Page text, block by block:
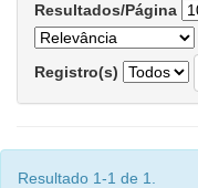
Resultados/Página
Registro(s)
Resultado 1-1 de 1.